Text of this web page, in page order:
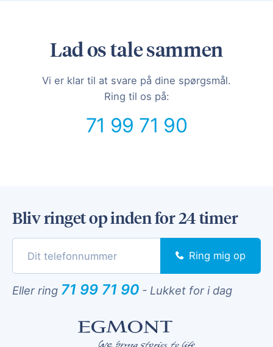
Lad os tale sammen
Vi er klar til at svare på dine spørgsmål.
Ring til os på:
71 99 71 90
Bliv ringet op inden for 24 timer
Ring mig op
Eller ring 71 99 71 90 - Lukket for i dag